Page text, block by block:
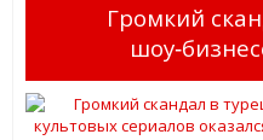
Громкий